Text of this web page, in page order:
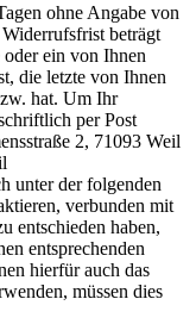
ohne Angabe von
beträgt
ein von Ihnen
die letzte von Ihnen
hat. Um Ihr
per Post
2, 71093 Weil
unter der folgenden
verbunden mit
entschieden haben,
entsprechenden
hierfür auch das
müssen dies